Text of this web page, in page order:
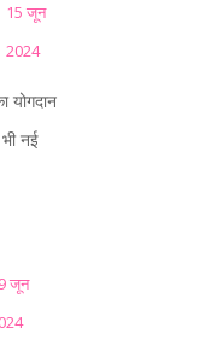
15 जून
2024
योगदान
नई
जून